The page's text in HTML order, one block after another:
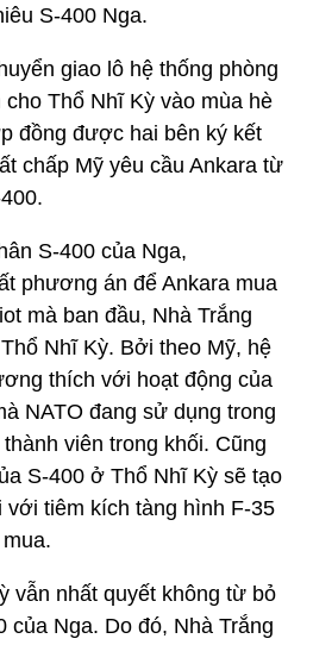
S-400 Nga.
giao lô hệ thống phòng
cho Thổ Nhĩ Kỳ vào mùa hè
đồng được hai bên ký kết
chấp Mỹ yêu cầu Ankara từ
S-400 của Nga,
phương án để Ankara mua
mà ban đầu, Nhà Trắng
Nhĩ Kỳ. Bởi theo Mỹ, hệ
thích với hoạt động của
NATO đang sử dụng trong
viên trong khối. Cũng
S-400 ở Thổ Nhĩ Kỳ sẽ tạo
với tiêm kích tàng hình F-35
vẫn nhất quyết không từ bỏ
của Nga. Do đó, Nhà Trắng